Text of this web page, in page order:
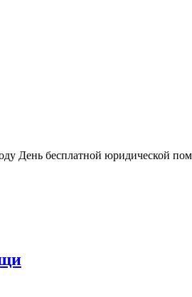
День бесплатной юридической